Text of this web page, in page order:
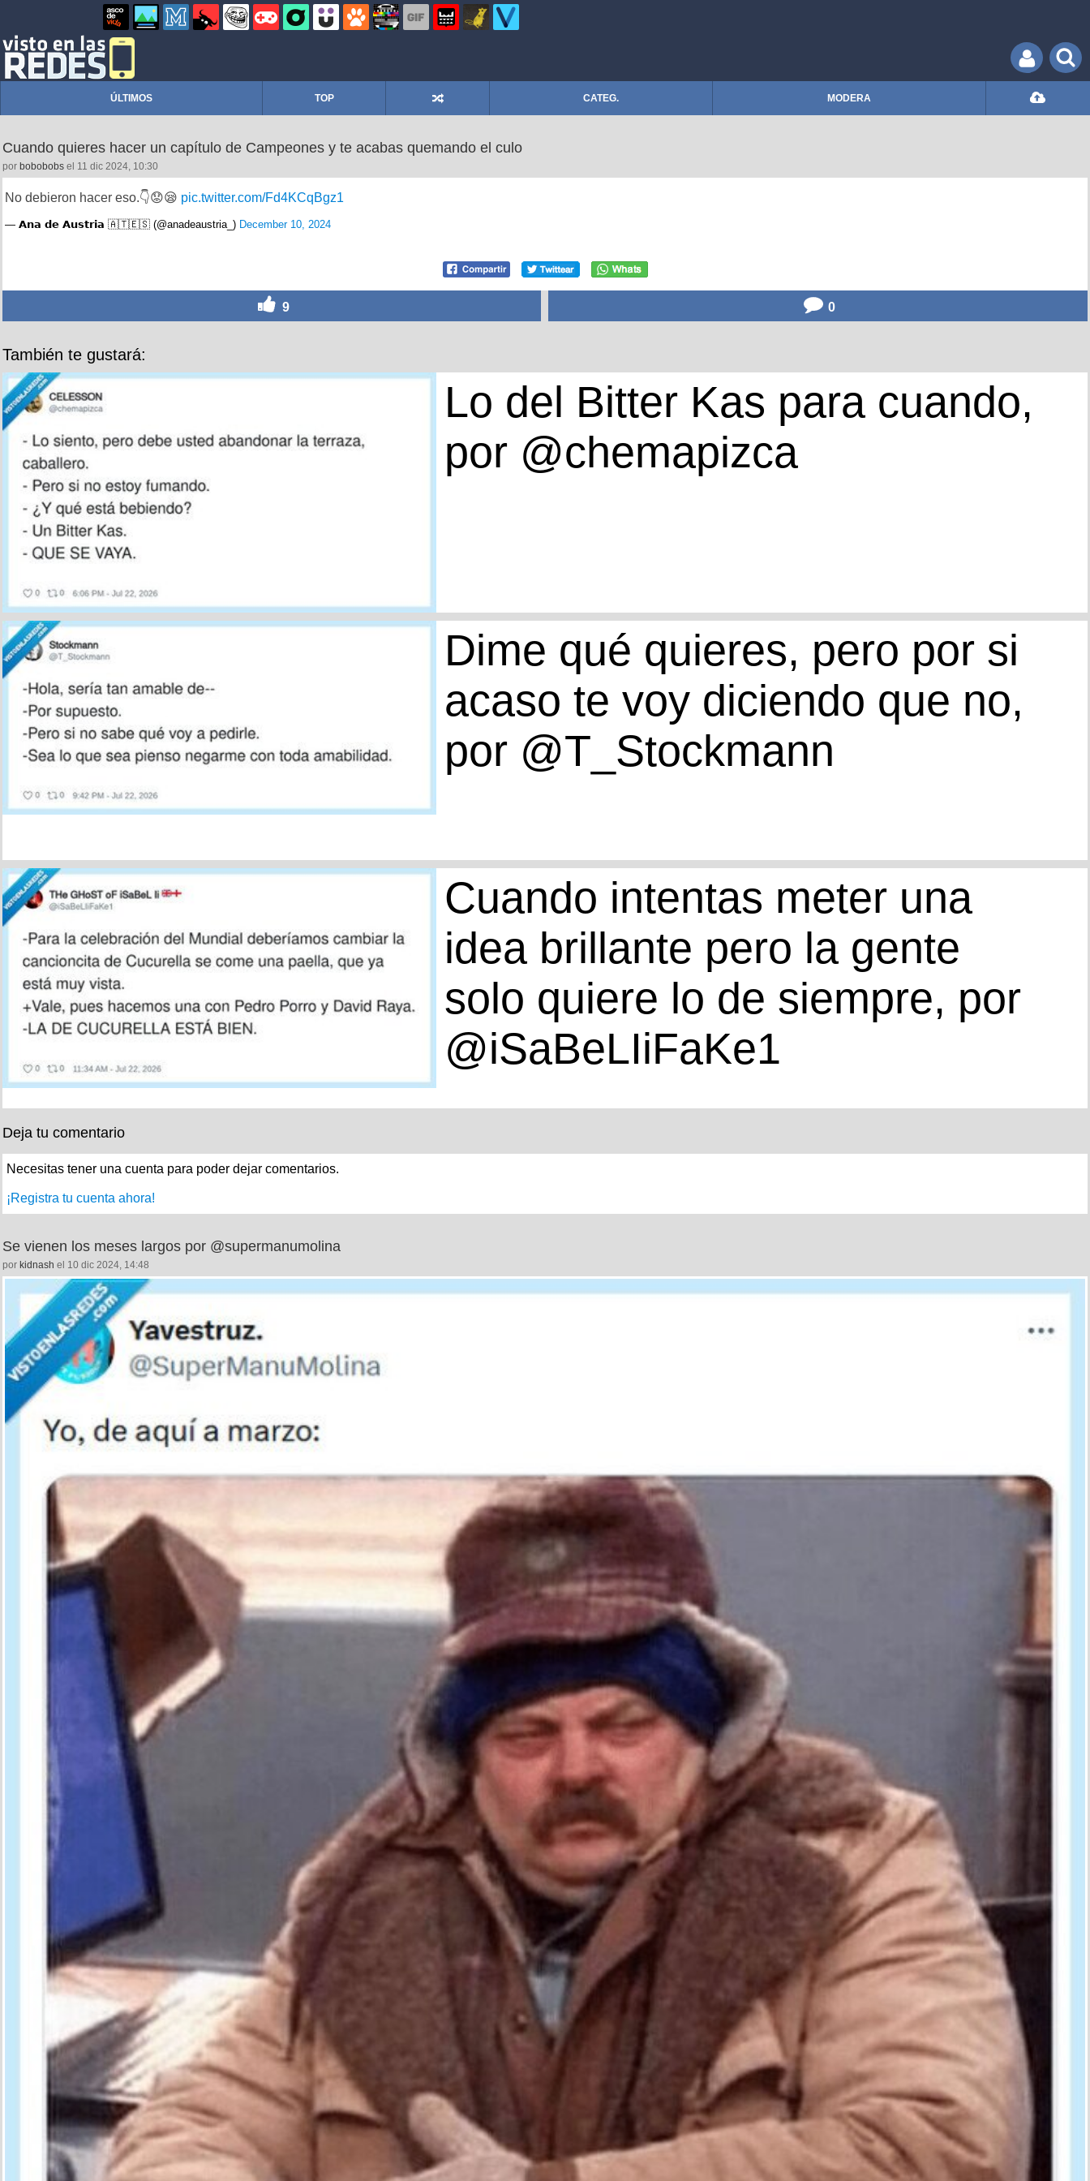
ÚLTIMOS TOP CATEG. MODERA
Cuando quieres hacer un capítulo de Campeones y te acabas quemando el culo
por bobobobs el 11 dic 2024, 10:30
No debieron hacer eso.👇😟😪 pic.twitter.com/Fd4KCqBgz1
— 𝗔𝗻𝗮 𝗱𝗲 𝗔𝘂𝘀𝘁𝗿𝗶𝗮 🇦🇹🇪🇸 (@anadeaustria_) December 10, 2024
9 0
También te gustará:
Lo del Bitter Kas para cuando,
por @chemapizca
Dime qué quieres, pero por si
acaso te voy diciendo que no,
por @T_Stockmann
Cuando intentas meter una
idea brillante pero la gente
solo quiere lo de siempre, por
@iSaBeLIiFaKe1
Deja tu comentario
Necesitas tener una cuenta para poder dejar comentarios.
¡Registra tu cuenta ahora!
Se vienen los meses largos por @supermanumolina
por kidnash el 10 dic 2024, 14:48